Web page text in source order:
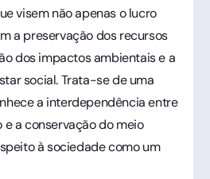
visem não apenas o lucro
a preservação dos recursos
dos impactos ambientais e a
social. Trata-se de uma
a interdependência entre
a conservação do meio
à sociedade como um